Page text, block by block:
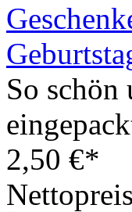
So schön
2,50 €*